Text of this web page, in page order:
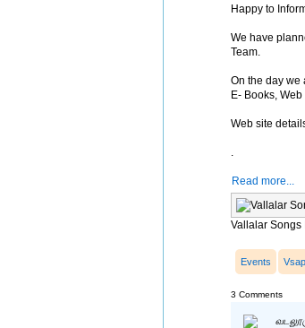
Happy to
We have
Team.
On the day we
E- Books,
Web site
.
Read more...
Vallalar Songs
Events
3 Comments